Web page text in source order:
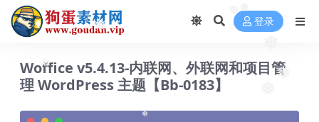
❅
❅
❅
❅
❅ 登录
Woffice v5.4.13-内联网、外联网和项目管
理 WordPress 主题【Bb-0183】